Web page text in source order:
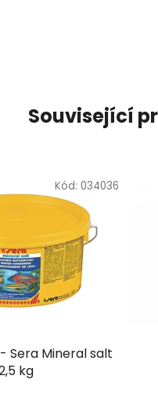
Související
Sera Mineral salt
kg
Kód: 034036